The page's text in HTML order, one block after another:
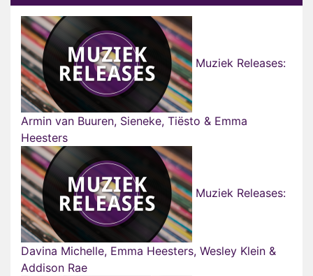
Muziek Releases:
Armin van Buuren, Sieneke, Tiësto & Emma
Heesters
Muziek Releases:
Davina Michelle, Emma Heesters, Wesley Klein &
Addison Rae